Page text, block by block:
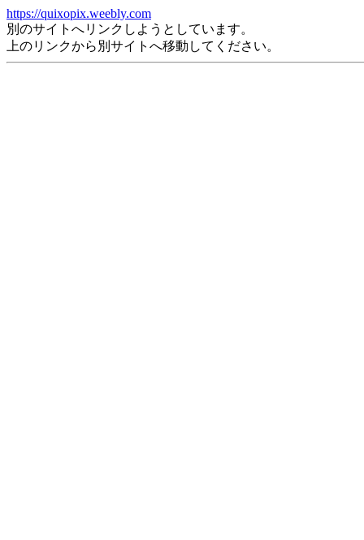
https://quixopix.weebly.com
別のサイトへリンクしようとしています。
上のリンクから別サイトへ移動してください。